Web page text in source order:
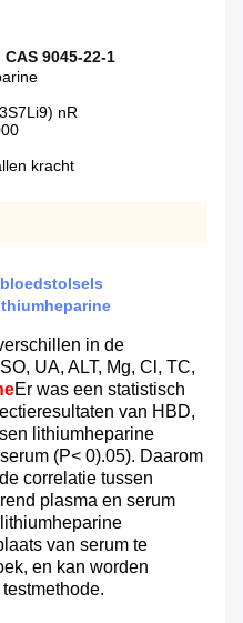
CAS 9045-22-1
nR
kracht
in de
UA, ALT, Mg, Cl, TC,
Er was een statistisch
van HBD,
lithiumheparine
(P< 0).05). Daarom
correlatie tussen
plasma en serum
van serum te
en kan worden